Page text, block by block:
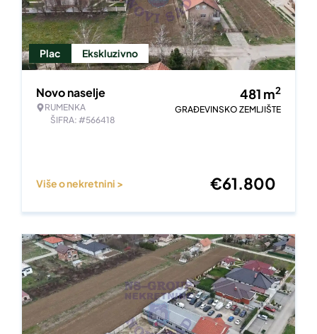
Plac Ekskluzivno
Novo naselje
RUMENKA
ŠIFRA: #566418
481 m2
GRAĐEVINSKO ZEMLJIŠTE
Više o nekretnini > €61.800